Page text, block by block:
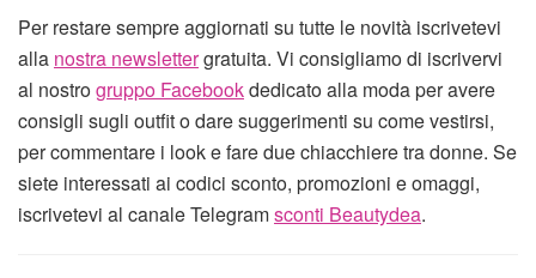
Per restare sempre aggiornati su tutte le novità iscrivetevi
alla nostra newslettergratuita. Vi consigliamo di iscrivervi
al nostrogruppo Facebookdedicato alla moda per avere
consigli sugli outfit o dare suggerimenti su come vestirsi,
per commentare i look e fare due chiacchiere tra donne. Se
siete interessati ai codici sconto, promozioni e omaggi,
iscrivetevi al canale Telegramsconti Beautydea.